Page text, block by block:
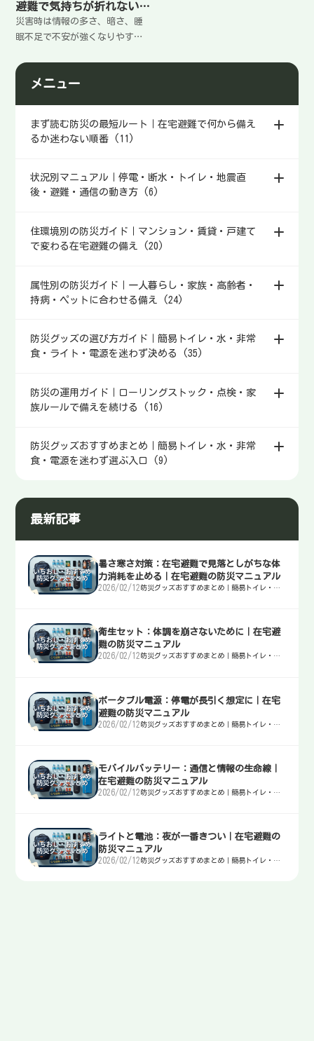
避難で気持ちが折れない工
夫（やることを減らす）
災害時は情報の多さ、暗さ、睡
眠不足で不安が強くなりやす
不安が増える条件を減らして
「今日やること」を小さくする
きる工夫を整理します。
メニュー
まず読む防災の最短ルート｜在宅避難で何から備え
るか迷わない順番 (11)
状況別マニュアル｜停電・断水・トイレ・地震直
後・避難・通信の動き方 (6)
住環境別の防災ガイド｜マンション・賃貸・戸建て
で変わる在宅避難の備え (20)
属性別の防災ガイド｜一人暮らし・家族・高齢者・
持病・ペットに合わせる備え (24)
防災グッズの選び方ガイド｜簡易トイレ・水・非常
食・ライト・電源を迷わず決める (35)
防災の運用ガイド｜ローリングストック・点検・家
族ルールで備えを続ける (16)
防災グッズおすすめまとめ｜簡易トイレ・水・非常
食・電源を迷わず選ぶ入口 (9)
最新記事
暑さ寒さ対策：在宅避難で見落としがちな体
力消耗を止める｜在宅避難の防災マニュアル
2026/02/12 防災グッズおすすめまとめ｜簡易トイレ・
衛生セット：体調を崩さないために｜在宅避
難の防災マニュアル
2026/02/12 防災グッズおすすめまとめ｜簡易トイレ・
ポータブル電源：停電が長引く想定に｜在宅
避難の防災マニュアル
2026/02/12 防災グッズおすすめまとめ｜簡易トイレ・
モバイルバッテリー：通信と情報の生命線｜
在宅避難の防災マニュアル
2026/02/12 防災グッズおすすめまとめ｜簡易トイレ・
ライトと電池：夜が一番きつい｜在宅避難の
防災マニュアル
2026/02/12 防災グッズおすすめまとめ｜簡易トイレ・